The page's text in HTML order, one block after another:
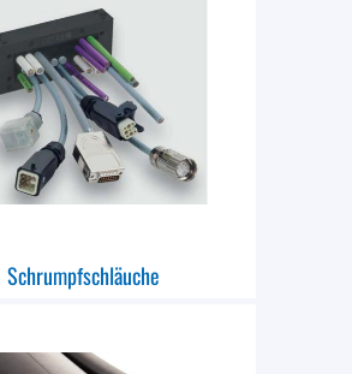
Schrumpfschläuche